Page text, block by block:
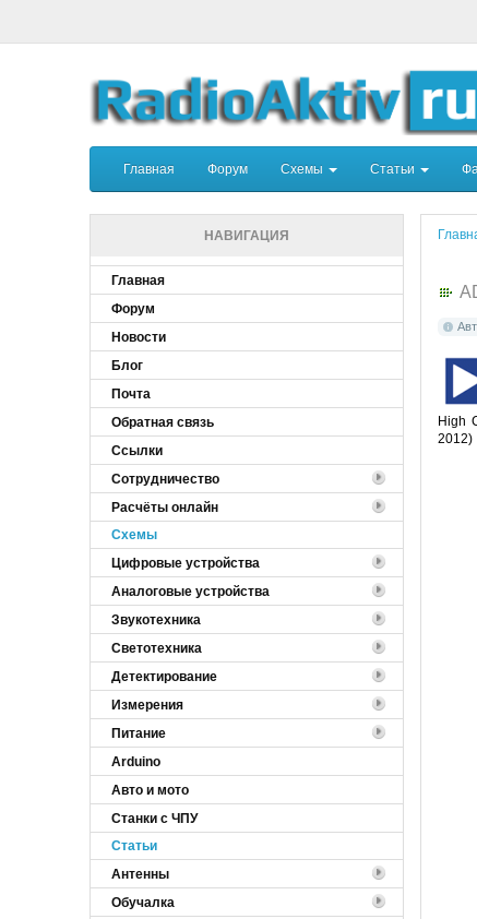
Главная Форум Схемы Статьи
НАВИГАЦИЯ
Главная
Форум
Новости
Блог
Почта
Обратная связь
Ссылки
Сотрудничество
Расчёты онлайн
Cхемы
Цифровые устройства
Аналоговые устройства
Звукотехника
Светотехника
Детектирование
Измерения
Питание
Arduino
Авто и мото
Станки с ЧПУ
Статьи
Антенны
Обучалка
High
2012)